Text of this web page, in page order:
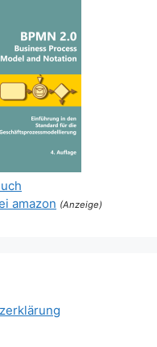
amazon (Anzeige)